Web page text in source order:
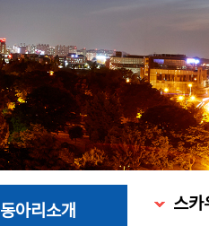
동아리소개 스카